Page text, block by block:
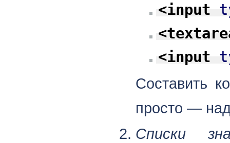
<input
<input
Составить
просто —
Списки